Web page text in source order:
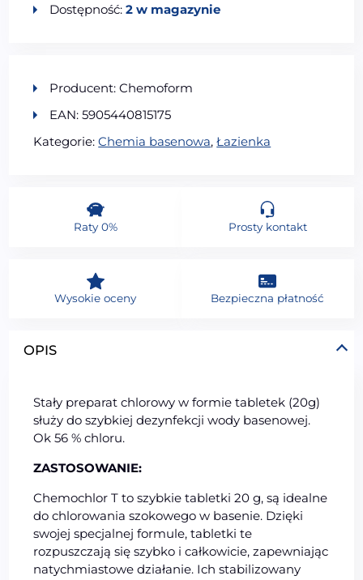
OPIS
Stały preparat chlorowy w formie tabletek (20g)
służy do szybkiej dezynfekcji wody basenowej.
Ok 56 % chloru.
ZASTOSOWANIE:
Chemochlor T to szybkie tabletki 20 g, są idealne
do chlorowania szokowego w basenie. Dzięki
swojej specjalnej formule, tabletki te
rozpuszczają się szybko i całkowicie, zapewniając
natychmiastowe działanie. Ich stabilizowany
Dostępność:2 w magazynie
Producent: Chemoform
EAN: 5905440815175
Kategorie:Chemia basenowa,Łazienka
Raty 0% Prosty kontakt
Wysokie oceny Bezpieczna płatność